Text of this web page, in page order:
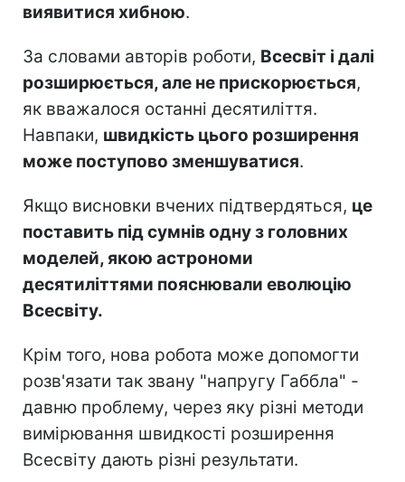
виявитися хибною.
За словами авторів роботи, Всесвіт і далі
розширюється, але не прискорюється,
як вважалося останні десятиліття.
Навпаки, швидкість цього розширення
може поступово зменшуватися.
Якщо висновки вчених підтвердяться, це
поставить під сумнів одну з головних
моделей, якою астрономи
десятиліттями пояснювали еволюцію
Всесвіту.
Крім того, нова робота може допомогти
розв'язати так звану "напругу Габбла" -
давню проблему, через яку різні методи
вимірювання швидкості розширення
Всесвіту дають різні результати.